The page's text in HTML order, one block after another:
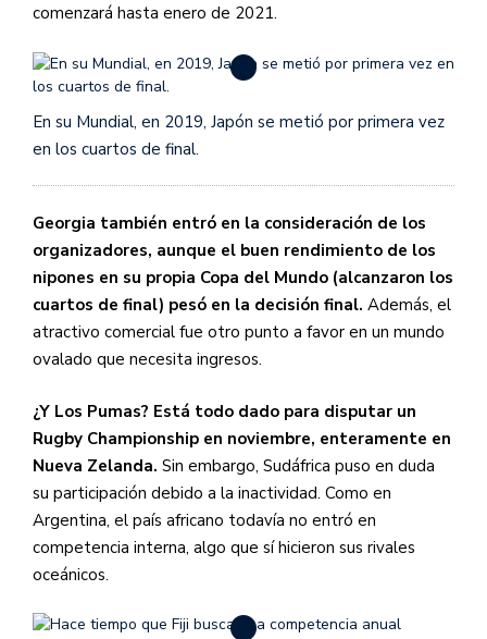
comenzará hasta enero de 2021.
En su Mundial, en 2019, Japón se metió por primera vez
en los cuartos de final.
Georgia también entró en la consideración de los
organizadores, aunque el buen rendimiento de los
nipones en su propia Copa del Mundo (alcanzaron los
cuartos de final) pesó en la decisión final. Además, el
atractivo comercial fue otro punto a favor en un mundo
ovalado que necesita ingresos.
¿Y Los Pumas? Está todo dado para disputar un
Rugby Championship en noviembre, enteramente en
Nueva Zelanda. Sin embargo, Sudáfrica puso en duda
su participación debido a la inactividad. Como en
Argentina, el país africano todavía no entró en
competencia interna, algo que sí hicieron sus rivales
oceánicos.